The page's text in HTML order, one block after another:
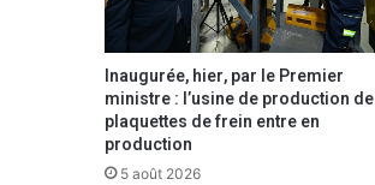
i
n
i
o
n
Inaugurée, hier, par le Premier
ministre : l’usine de production de
plaquettes de frein entre en
production
5 août 2026